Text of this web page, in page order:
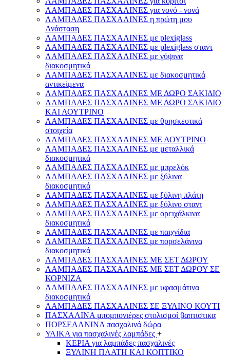
ΛΑΜΠΑΔΕΣ ΠΑΣΧΑΛΙΝΕΣ για νονό - νονά
ΛΑΜΠΑΔΕΣ ΠΑΣΧΑΛΙΝΕΣ η πρώτη μου
Ανάσταση
ΛΑΜΠΑΔΕΣ ΠΑΣΧΑΛΙΝΕΣ με plexiglass
ΛΑΜΠΑΔΕΣ ΠΑΣΧΑΛΙΝΕΣ με plexiglass σταντ
ΛΑΜΠΑΔΕΣ ΠΑΣΧΑΛΙΝΕΣ με γύψινα
διακοσμητικά
ΛΑΜΠΑΔΕΣ ΠΑΣΧΑΛΙΝΕΣ με διακοσμητικά
αντικείμενα
ΛΑΜΠΑΔΕΣ ΠΑΣΧΑΛΙΝΕΣ ΜΕ ΔΩΡΟ ΣΑΚΙΔΙΟ
ΛΑΜΠΑΔΕΣ ΠΑΣΧΑΛΙΝΕΣ ΜΕ ΔΩΡΟ ΣΑΚΙΔΙΟ
ΚΑΙ ΛΟΥΤΡΙΝΟ
ΛΑΜΠΑΔΕΣ ΠΑΣΧΑΛΙΝΕΣ με θρησκευτικά
στοιχεία
ΛΑΜΠΑΔΕΣ ΠΑΣΧΑΛΙΝΕΣ ΜΕ ΛΟΥΤΡΙΝΟ
ΛΑΜΠΑΔΕΣ ΠΑΣΧΑΛΙΝΕΣ με μεταλλικά
διακοσμητικά
ΛΑΜΠΑΔΕΣ ΠΑΣΧΑΛΙΝΕΣ με μπρελόκ
ΛΑΜΠΑΔΕΣ ΠΑΣΧΑΛΙΝΕΣ με ξύλινα
διακοσμητικά
ΛΑΜΠΑΔΕΣ ΠΑΣΧΑΛΙΝΕΣ με ξύλινη πλάτη
ΛΑΜΠΑΔΕΣ ΠΑΣΧΑΛΙΝΕΣ με ξύλινο σταντ
ΛΑΜΠΑΔΕΣ ΠΑΣΧΑΛΙΝΕΣ με ορειχάλκινα
διακοσμητικά
ΛΑΜΠΑΔΕΣ ΠΑΣΧΑΛΙΝΕΣ με παιχνίδια
ΛΑΜΠΑΔΕΣ ΠΑΣΧΑΛΙΝΕΣ με πορσελάνινα
διακοσμητικά
ΛΑΜΠΑΔΕΣ ΠΑΣΧΑΛΙΝΕΣ ΜΕ ΣΕΤ ΔΩΡΟΥ
ΛΑΜΠΑΔΕΣ ΠΑΣΧΑΛΙΝΕΣ ΜΕ ΣΕΤ ΔΩΡΟΥ ΣΕ
ΚΟΡΝΙΖΑ
ΛΑΜΠΑΔΕΣ ΠΑΣΧΑΛΙΝΕΣ με υφασμάτινα
διακοσμητικά
ΛΑΜΠΑΔΕΣ ΠΑΣΧΑΛΙΝΕΣ ΣΕ ΞΥΛΙΝΟ ΚΟΥΤΙ
ΠΑΣΧΑΛΙΝΑ μπομπονιέρες στολισμοί βαπτιστικα
ΠΟΡΣΕΛΑΝΙΝΑ πασχαλινά δώρα
ΥΛΙΚΑ για πασχαλινές λαμπάδες +
ΚΕΡΙΑ για λαμπάδες πασχαλινές
ΞΥΛΙΝΗ ΠΛΑΤΗ ΚΑΙ ΚΟΠΤΙΚΟ